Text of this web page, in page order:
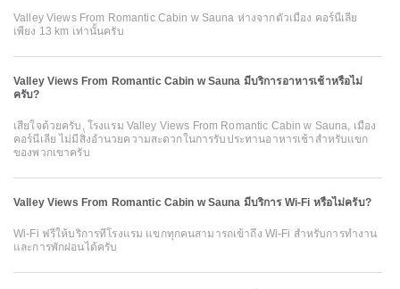
Valley Views From Romantic Cabin w Sauna ห่างจากตัวเมือง คอร์นีเลีย
เพียง 13 km เท่านั้นครับ
Valley Views From Romantic Cabin w Sauna มีบริการอาหารเช้าหรือไม่
ครับ?
เสียใจด้วยครับ, โรงแรม Valley Views From Romantic Cabin w Sauna, เมือง
คอร์นีเลีย ไม่มีสิ่งอำนวยความสะดวกในการรับประทานอาหารเช้าสำหรับแขก
ของพวกเขาครับ
Valley Views From Romantic Cabin w Sauna มีบริการ Wi-Fi หรือไม่ครับ?
Wi-Fi ฟรีให้บริการที่โรงแรม แขกทุกคนสามารถเข้าถึง Wi-Fi สำหรับการทำงาน
และการพักผ่อนได้ครับ